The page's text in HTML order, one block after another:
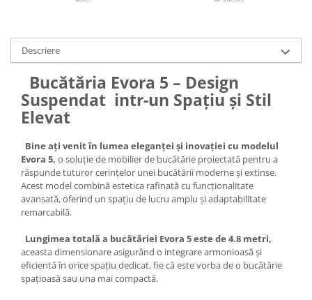
Descriere
Bucătăria Evora 5 – Design
Suspendat intr-un Spațiu și Stil
Elevat
Bine ați venit în lumea eleganței și inovației cu modelul
Evora 5, o soluție de mobilier de bucătărie proiectată pentru a
răspunde tuturor cerințelor unei bucătării moderne și extinse.
Acest model combină estetica rafinată cu funcționalitate
avansată, oferind un spațiu de lucru amplu și adaptabilitate
remarcabilă.
Lungimea totală a bucătăriei Evora 5 este de 4.8 metri,
aceasta dimensionare asigurând o integrare armonioasă și
eficientă în orice spațiu dedicat, fie că este vorba de o bucătărie
spațioasă sau una mai compactă.